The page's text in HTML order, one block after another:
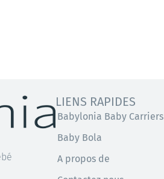
LIENS RAPIDES
Babylonia Baby Carriers
Baby Bola
A propos de